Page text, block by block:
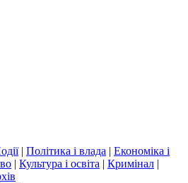
| Політика і влада | Економіка і
| Культура і освіта | Кримінал |